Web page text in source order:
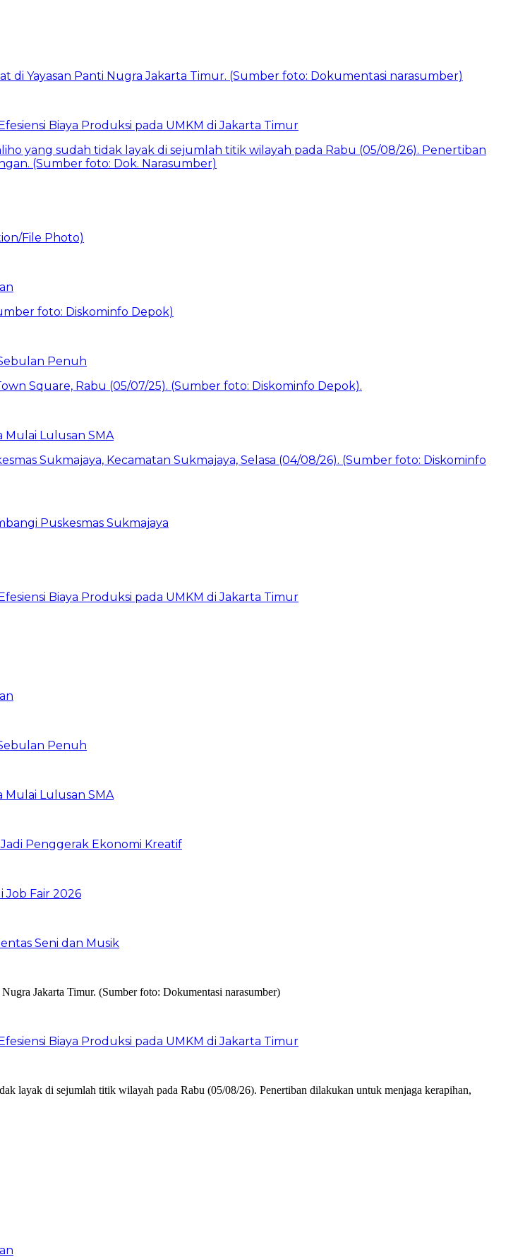
Biaya Produksi pada UMKM di Jakarta Timur
Penuh
Mulai Lulusan SMA
Puskesmas Sukmajaya
Biaya Produksi pada UMKM di Jakarta Timur
Penuh
Mulai Lulusan SMA
Penggerak Ekonomi Kreatif
Fair 2026
Seni dan Musik
Biaya Produksi pada UMKM di Jakarta Timur